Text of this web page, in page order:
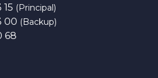
15 (Principal)
00 (Backup)
68